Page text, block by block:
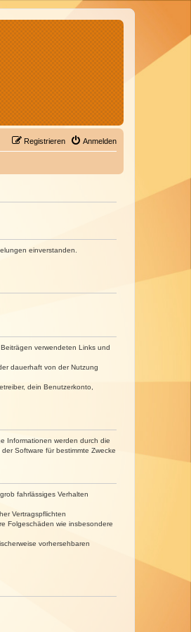
Anmelden
Registrieren
einverstanden.
verwendeten Links und
dauerhaft von der Nutzung
dein Benutzerkonto,
Informationen werden durch die
Software für bestimmte Zwecke
fahrlässiges Verhalten
Vertragspflichten
Folgeschäden wie insbesondere
vorhersehbaren